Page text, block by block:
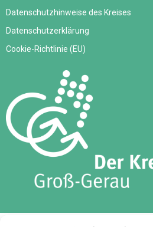
Datenschutzhinweise des Kreises
Datenschutzerklärung
Cookie-Richtlinie (EU)